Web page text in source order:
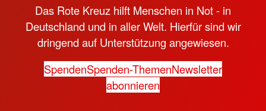
Das Rote Kreuz hilft Menschen in Not - in
Deutschland und in aller Welt. Hierfür sind wir
dringend auf Unterstützung angewiesen.
SpendenSpenden-ThemenNewsletter
abonnieren